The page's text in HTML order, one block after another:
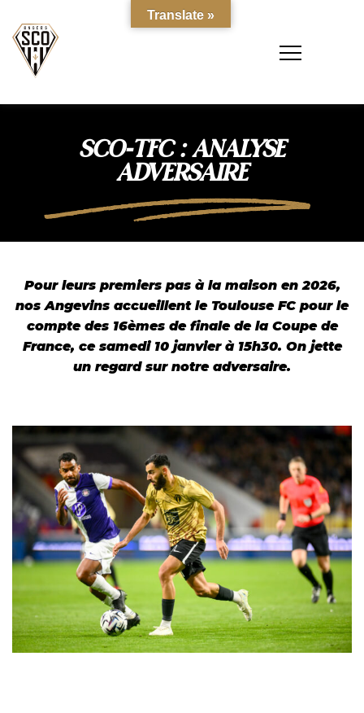
SCO-TFC : ANALYSE
ADVERSAIRE
Pour leurs premiers pas à la maison en 2026,
nos Angevins accueillent le Toulouse FC pour le
compte des 16èmes de finale de la Coupe de
France, ce samedi 10 janvier à 15h30. On jette
un regard sur notre adversaire.
Translate »